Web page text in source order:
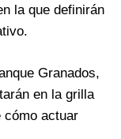
la que definirán
Granados,
en la grilla
cómo actuar